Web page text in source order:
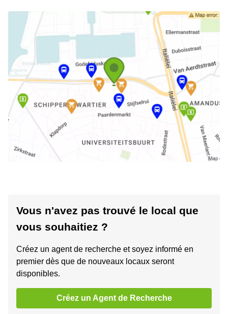
Vous n'avez pas trouvé le local que
vous souhaitiez ?
Créez un agent de recherche et soyez informé en
premier dès que de nouveaux locaux seront
disponibles.
Créez un Agent de Recherche